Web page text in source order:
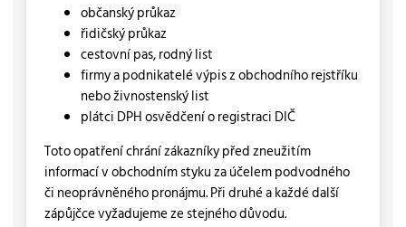
občanský průkaz
řidičský průkaz
cestovní pas, rodný list
firmy a podnikatelé výpis z obchodního rejstříku
nebo živnostenský list
plátci DPH osvědčení o registraci DIČ
Toto opatření chrání zákazníky před zneužitím
informací v obchodním styku za účelem podvodného
či neoprávněného pronájmu. Při druhé a každé další
zápůjčce vyžadujeme ze stejného důvodu.